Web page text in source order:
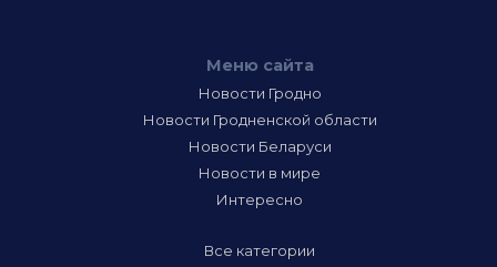
Меню сайта
Новости Гродно
Новости Гродненской области
Новости Беларуси
Новости в мире
Интересно
Все категории